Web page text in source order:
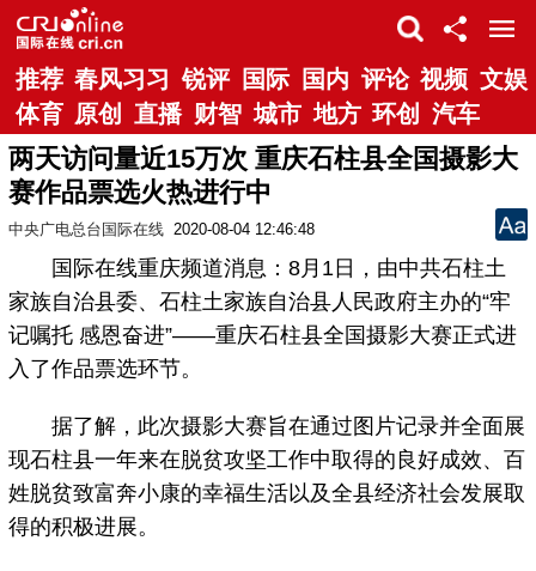
推荐 春风习习 锐评 国际 国内 评论 视频 文娱
体育 原创 直播 财智 城市 地方 环创 汽车
两天访问量近15万次 重庆石柱县全国摄影大
赛作品票选火热进行中
中央广电总台国际在线 2020-08-04 12:46:48
国际在线重庆频道消息：8月1日，由中共石柱土
家族自治县委、石柱土家族自治县人民政府主办的“牢
记嘱托 感恩奋进”——重庆石柱县全国摄影大赛正式进
入了作品票选环节。
据了解，此次摄影大赛旨在通过图片记录并全面展
现石柱县一年来在脱贫攻坚工作中取得的良好成效、百
姓脱贫致富奔小康的幸福生活以及全县经济社会发展取
得的积极进展。